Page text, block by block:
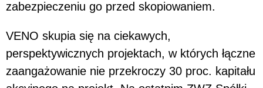
zabezpieczeniu go przed skopiowaniem.
VENO skupia się na ciekawych,
perspektywicznych projektach, w których łączne
zaangażowanie nie przekroczy 30 proc. kapitału